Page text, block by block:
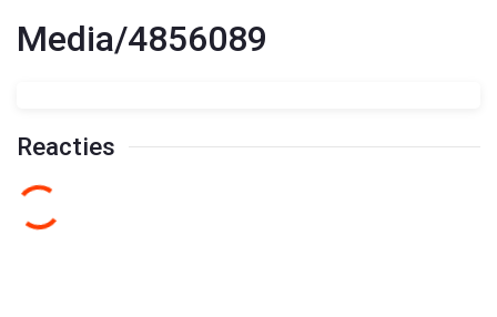
Media/4856089
Reacties